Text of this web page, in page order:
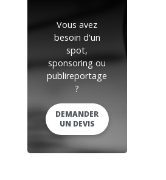
Vous avez
besoin d'un
spot,
sponsoring ou
publireportage
?
DEMANDER
UN DEVIS